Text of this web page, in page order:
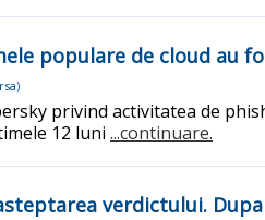
populare de cloud au
)
privind activitatea de
12 luni ...continuare.
verdictului.